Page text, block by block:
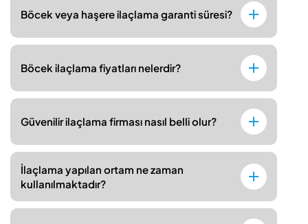
Böcek veya haşere ilaçlama garanti süresi?
Böcek ilaçlama fiyatları nelerdir?
Güvenilir ilaçlama firması nasıl belli olur?
İlaçlama yapılan ortam ne zaman
kullanılmaktadır?